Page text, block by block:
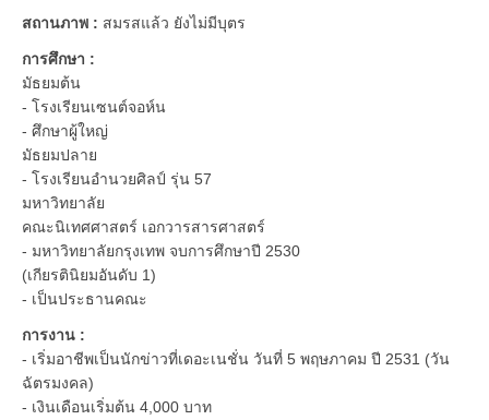
สถานภาพ : สมรสแล้ว ยังไม่มีบุตร
การศึกษา :
มัธยมต้น
- โรงเรียนเซนต์จอห์น
- ศึกษาผู้ใหญ่
มัธยมปลาย
- โรงเรียนอำนวยศิลป์ รุ่น 57
มหาวิทยาลัย
คณะนิเทศศาสตร์ เอกวารสารศาสตร์
- มหาวิทยาลัยกรุงเทพ จบการศึกษาปี 2530
(เกียรตินิยมอันดับ 1)
- เป็นประธานคณะ
การงาน :
- เริ่มอาชีพเป็นนักข่าวที่เดอะเนชั่น วันที่ 5 พฤษภาคม ปี 2531 (วัน
ฉัตรมงคล)
- เงินเดือนเริ่มต้น 4,000 บาท